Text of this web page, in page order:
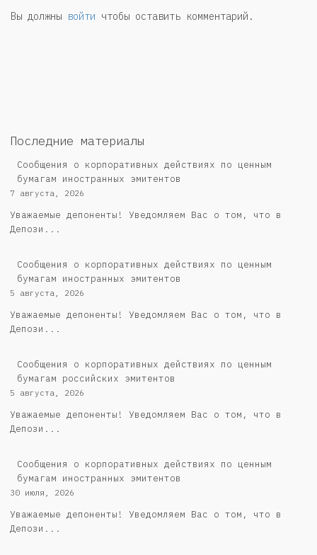
Вы должны войти чтобы оставить комментарий.
Последние материалы
Сообщения о корпоративных действиях по ценным
бумагам иностранных эмитентов
7 августа, 2026
Уважаемые депоненты! Уведомляем Вас о том, что в
Депози...
Сообщения о корпоративных действиях по ценным
бумагам иностранных эмитентов
5 августа, 2026
Уважаемые депоненты! Уведомляем Вас о том, что в
Депози...
Cообщения о корпоративных действиях по ценным
бумагам российских эмитентов
5 августа, 2026
Уважаемые депоненты! Уведомляем Вас о том, что в
Депози...
Сообщения о корпоративных действиях по ценным
бумагам иностранных эмитентов
30 июля, 2026
Уважаемые депоненты! Уведомляем Вас о том, что в
Депози...